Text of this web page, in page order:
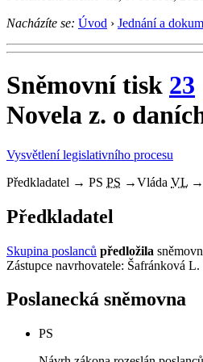
Nacházíte se: Úvod › Jednání a
Sněmovní tisk 23
Novela z. o
Vysvětlení legislativního procesu
Předkladatel → PS PS →Vláda VL →
Předkladatel
Skupina poslanců předložila
Zástupce navrhovatele: Šafránková L.
Poslanecká sněmovna
PS